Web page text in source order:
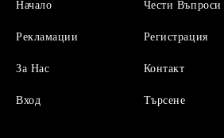
Начало
Рекламации
За Нас
Вход
Чести Въпроси
Регистрация
Контакт
Търсене